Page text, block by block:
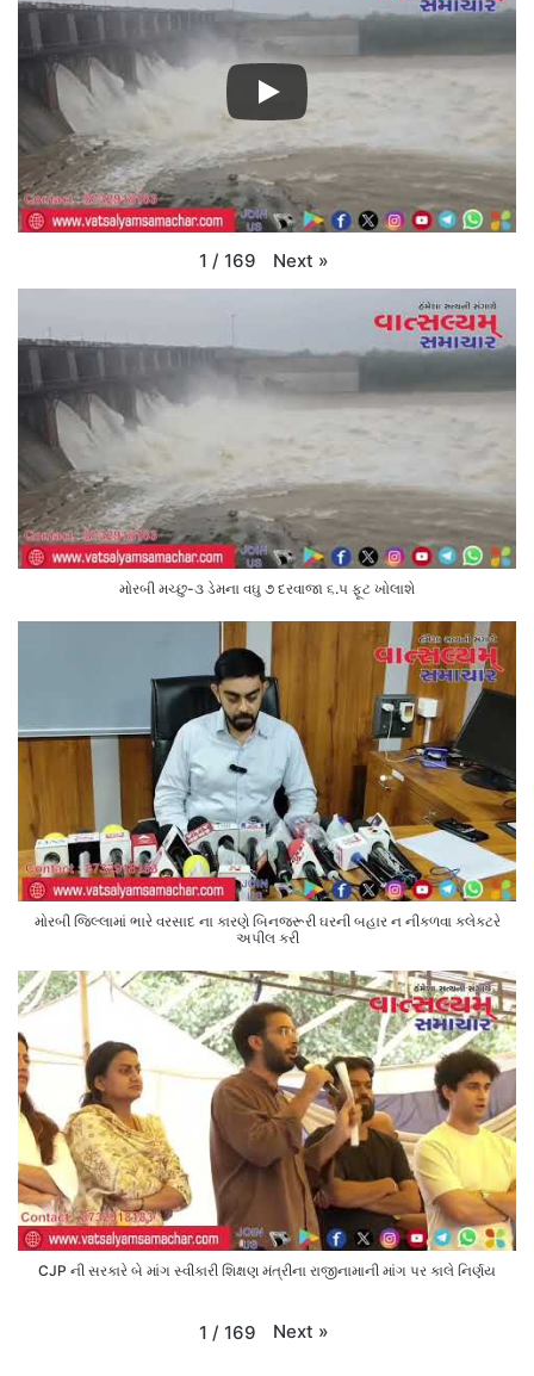
1 / 169 Next »
મોરબી મચ્છુ-૩ ડેમના વઘુ ૭ દરવાજા ૬.૫ ફૂટ ખોલાશે
મોરબી જિલ્લામાં ભારે વરસાદ ના કારણે બિનજરૂરી ઘરની બહાર ન નીકળવા કલેક્ટરે
અપીલ કરી
CJP ની સરકારે બે માંગ સ્વીકારી શિક્ષણ મંત્રીના રાજીનામાની માંગ પર કાલે નિર્ણય
1 / 169 Next »